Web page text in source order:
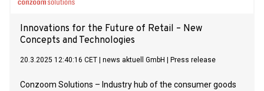
Innovations for the Future of Retail – New
Concepts and Technologies
20.3.2025 12:40:16 CET news aktuell GmbH Press release
Conzoom Solutions – Industry hub of the consumer goods